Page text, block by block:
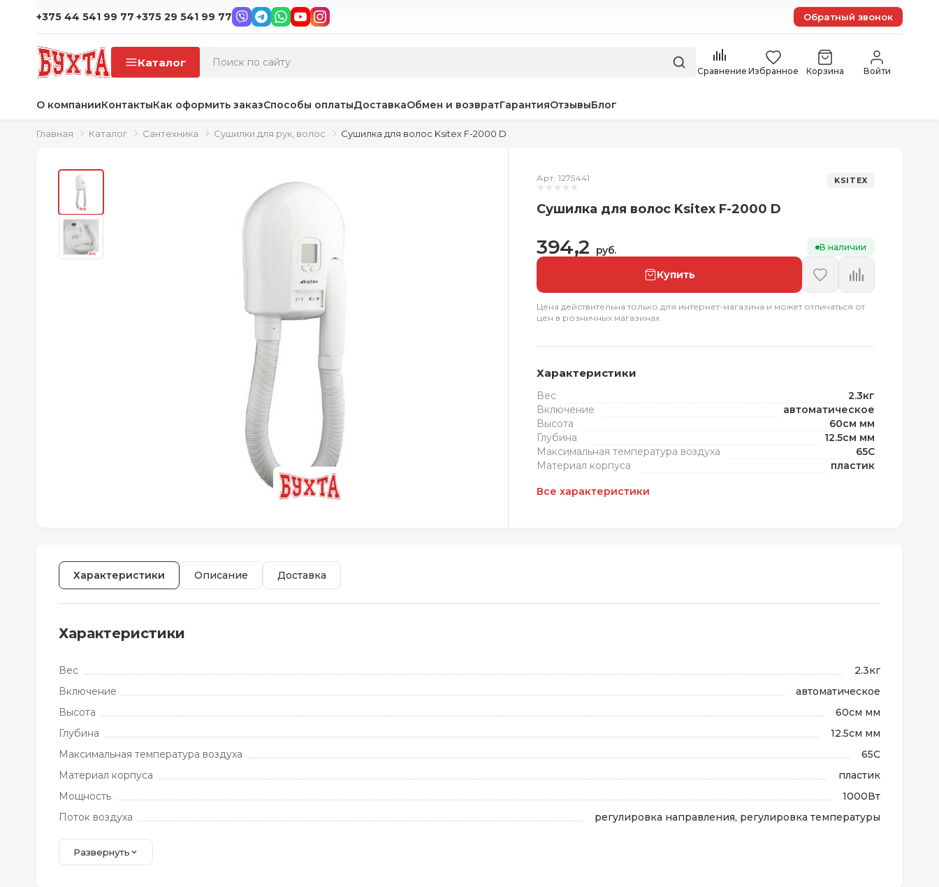
+375 44 541 99 77·+375 29 541 99 77 Обратный звонок
Каталог
Сравнение Избранное Корзина Войти
О компанииКонтактыКак оформить заказСпособы оплатыДоставкаОбмен и возвратГарантияОтзывыБлог
Главная Каталог Сантехника Сушилки для рук, волос Сушилка для волос Ksitex F-2000 D
Арт. 1275441 KSITEX
Сушилка для волос Ksitex F-2000 D
394,2 руб. В наличии
Купить
Цена действительна только для интернет-магазина и может отличаться от
цен в розничных магазинах
Характеристики
Вес
2.3кг
Включение
автоматическое
Высота
60см мм
Глубина
12.5см мм
Максимальная температура воздуха
65C
Материал корпуса
пластик
Все характеристики
Характеристики Описание Доставка
Характеристики
Вес
2.3кг
Включение
автоматическое
Высота
60см мм
Глубина
12.5см мм
Максимальная температура воздуха
65C
Материал корпуса
пластик
Мощность
1000Вт
Поток воздуха
регулировка направления, регулировка температуры
Развернуть